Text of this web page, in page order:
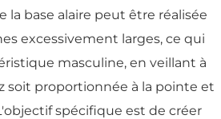
la base alaire peut être réalisée
excessivement larges, ce qui
masculine, en veillant à
soit proportionnée à la pointe et
spécifique est de créer